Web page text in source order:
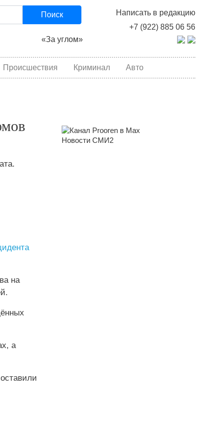
Написать в редакцию
+7 (922) 885 06 56
Поиск
«За углом»
Происшествия Криминал Авто
на
а
Новости СМИ2